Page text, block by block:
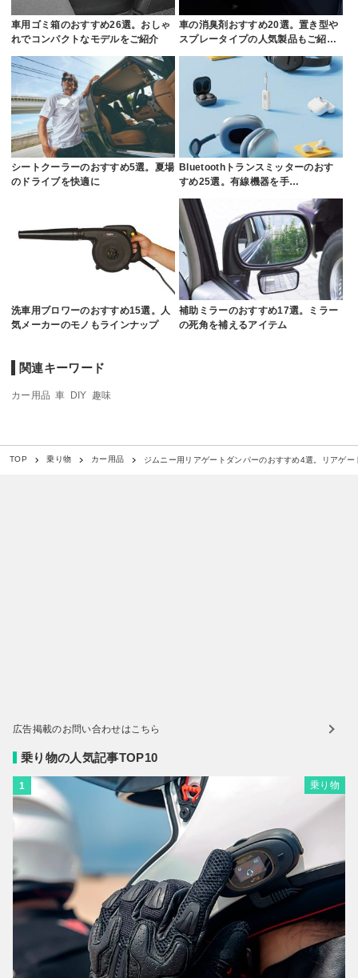
車用ゴミ箱のおすすめ26選。おしゃ
れでコンパクトなモデルをご紹介
車の消臭剤おすすめ20選。置き型や
スプレータイプの人気製品もご紹…
シートクーラーのおすすめ5選。夏場
のドライブを快適に
Bluetoothトランスミッターのおす
すめ25選。有線機器を手…
洗車用ブロワーのおすすめ15選。人
気メーカーのモノもラインナップ
補助ミラーのおすすめ17選。ミラー
の死角を補えるアイテム
関連キーワード
カー用品 車 DIY 趣味
TOP 乗り物 カー用品 ジムニー用リアゲートダンパーのおすすめ4選。リアゲ
広告掲載のお問い合わせはこちら
乗り物の人気記事TOP10
1 乗り物